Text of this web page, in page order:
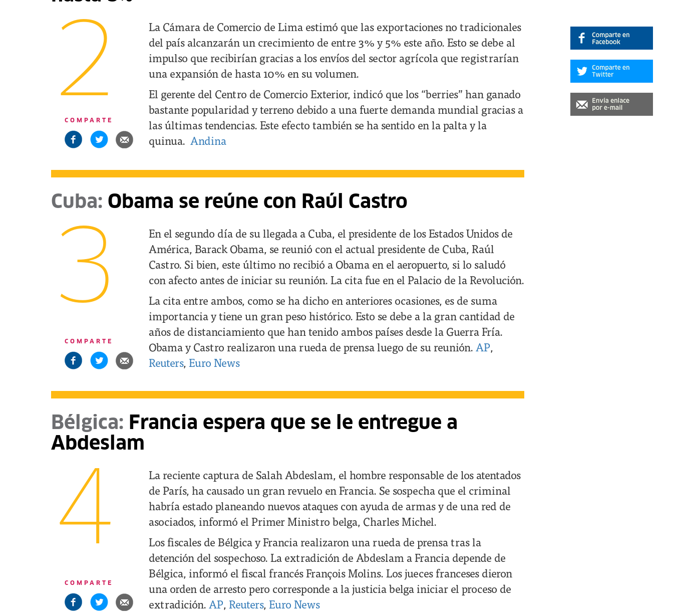
2
La Cámara de Comercio de Lima estimó que las exportaciones no tradicionales
del país alcanzarán un crecimiento de entre 3% y 5% este año. Esto se debe al
impulso que recibirían gracias a los envíos del sector agrícola que registrarían
una expansión de hasta 10% en su volumen.
El gerente del Centro de Comercio Exterior, indicó que los “berries” han ganado
bastante popularidad y terreno debido a una fuerte demanda mundial gracias a
las últimas tendencias. Este efecto también se ha sentido en la palta y la
quinua. Andina
COMPARTE
Cuba: Obama se reúne con Raúl Castro
3
En el segundo día de su llegada a Cuba, el presidente de los Estados Unidos de
América, Barack Obama, se reunió con el actual presidente de Cuba, Raúl
Castro. Si bien, este último no recibió a Obama en el aeropuerto, si lo saludó
con afecto antes de iniciar su reunión. La cita fue en el Palacio de la Revolución.
La cita entre ambos, como se ha dicho en anteriores ocasiones, es de suma
importancia y tiene un gran peso histórico. Esto se debe a la gran cantidad de
años de distanciamiento que han tenido ambos países desde la Guerra Fría.
Obama y Castro realizaron una rueda de prensa luego de su reunión. AP,
Reuters, Euro News
COMPARTE
Bélgica: Francia espera que se le entregue a
Abdeslam
4
La reciente captura de Salah Abdeslam, el hombre responsable de los atentados
de París, ha causado un gran revuelo en Francia. Se sospecha que el criminal
habría estado planeando nuevos ataques con ayuda de armas y de una red de
asociados, informó el Primer Ministro belga, Charles Michel.
Los fiscales de Bélgica y Francia realizaron una rueda de prensa tras la
detención del sospechoso. La extradición de Abdeslam a Francia depende de
Bélgica, informó el fiscal francés François Molins. Los jueces franceses dieron
una orden de arresto pero corresponde a la justicia belga iniciar el proceso de
extradición. AP, Reuters, Euro News
COMPARTE